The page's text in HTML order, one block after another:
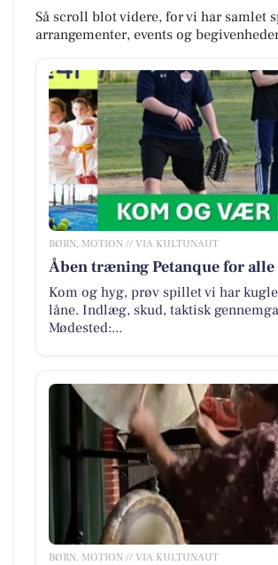
Så scroll blot videre, for vi har samlet
arrangementer, events og
BØRN, MOTION // VIA KULTUNAUT
Åben træning Petanque for alle
Kom og hyg, prøv spillet vi har
låne. Indlæg, skud, taktisk
Mødested:...
BØRN, MOTION // VIA KULTUNAUT